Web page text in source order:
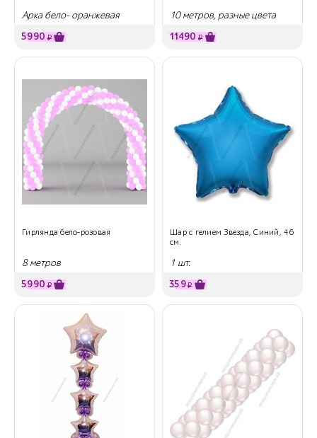
Арка бело- оранжевая
5990 ₽
10 метров, разные цвета
11490 ₽
Гирлянда бело-розовая
8 метров
5990 ₽
Шар с гелием Звезда, Синий, 46
см.
1 шт.
359₽